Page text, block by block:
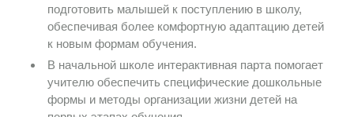
подготовить малышей к поступлению в школу,
обеспечивая более комфортную адаптацию детей
к новым формам обучения.
В начальной школе интерактивная парта помогает
учителю обеспечить специфические дошкольные
формы и методы организации жизни детей на